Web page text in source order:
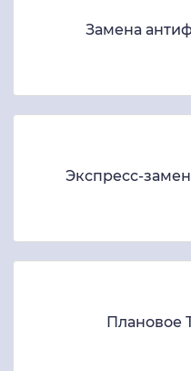
Замена
Экспресс-
Плановое